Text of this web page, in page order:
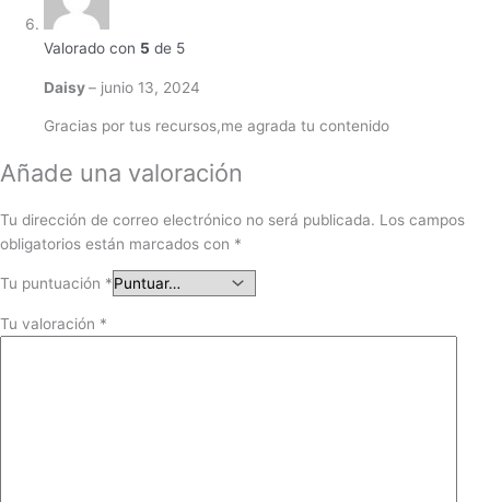
Valorado con 5 de 5
Daisy– junio 13, 2024
Gracias por tus recursos,me agrada tu contenido
Añade una valoración
Tu dirección de correo electrónico no será publicada. Los campos
obligatorios están marcados con *
Tu puntuación *
Tu valoración *